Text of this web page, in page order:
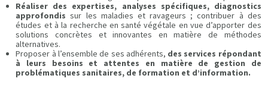
Réaliser des expertises, analyses spécifiques, diagnostics
approfondis sur les maladies et ravageurs ; contribuer à des
études et à la recherche en santé végétale en vue d’apporter des
solutions concrètes et innovantes en matière de méthodes
alternatives.
Proposer à l’ensemble de ses adhérents, des services répondant
à leurs besoins et attentes en matière de gestion de
problématiques sanitaires, de formation et d’information.